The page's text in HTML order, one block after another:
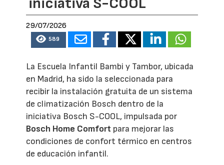
29/07/2026
589
La Escuela Infantil Bambi y Tambor, ubicada
en Madrid, ha sido la seleccionada para
recibir la instalación gratuita de un sistema
de climatización Bosch dentro de la
iniciativa Bosch S-COOL, impulsada por
Bosch Home Comfort para mejorar las
condiciones de confort térmico en centros
de educación infantil.